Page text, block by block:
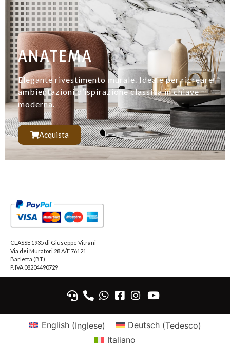
ANATEMA
Elegante rivestimento murale. Ideale per ricreare
ambientazioni d’ispirazione classica in chiave
moderna.
Acquista
CLASSE 1935 di Giuseppe Vitrani
Via dei Muratori 28 A/E 76121
Barletta (BT)
P. IVA 08204490729
English(Inglese) Deutsch(Tedesco)
Italiano